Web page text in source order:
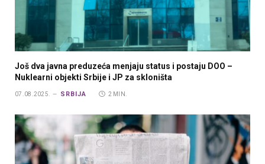
Još dva javna preduzeća menjaju status i postaju DOO –
Nuklearni objekti Srbije i JP za skloništa
07.08.2025. SRBIJA 2 MIN.